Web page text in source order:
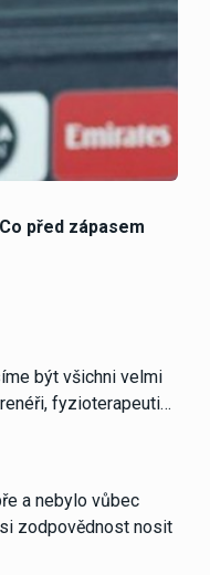
před zápasem
být všichni velmi
fyzioterapeuti…
a nebylo vůbec
si zodpovědnost nosit